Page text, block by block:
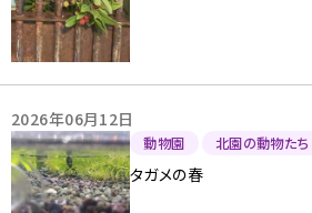
2026年06月12日
動物園 北園の動物たち
タガメの春